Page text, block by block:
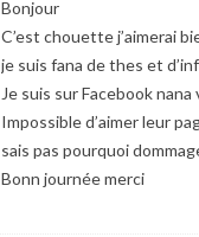
Bonjour
C’est chouette j’aimerai
je suis fana de thes et
Je suis sur Facebook nana
Impossible d’aimer leur
sais pas pourquoi
Bonn journée merci